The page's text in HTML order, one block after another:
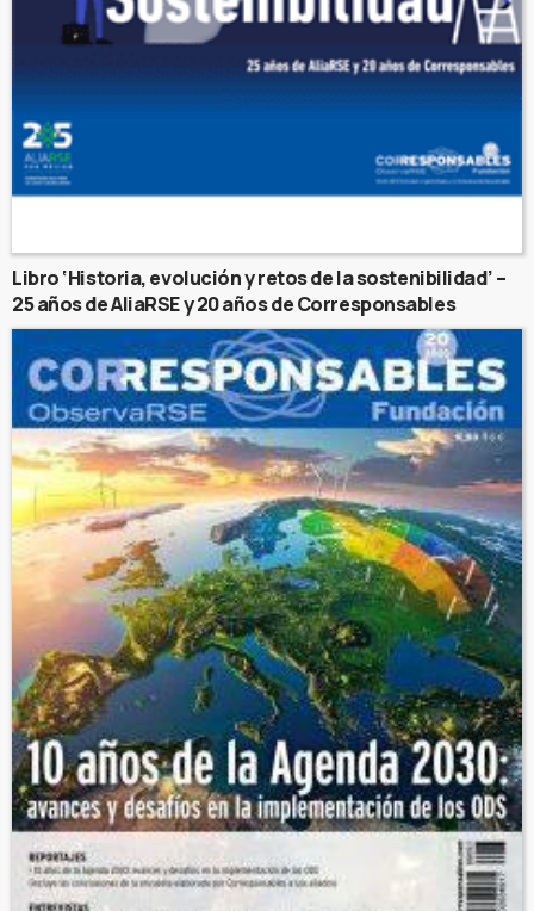
Libro ‘Historia, evolución y retos de la sostenibilidad’ –
25 años de AliaRSE y 20 años de Corresponsables